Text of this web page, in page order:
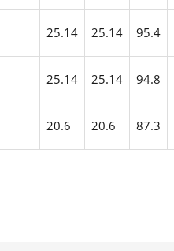
25.14 25.14 95.4
25.14 25.14 94.8
20.6 20.6 87.3